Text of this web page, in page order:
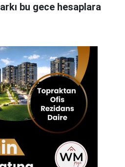
bu gece hesaplara